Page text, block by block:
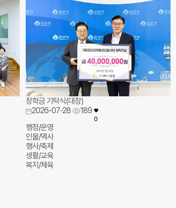
장학금 기탁식(대창)
2026-07-28
189
0
행정/운영
인물/역사
행사/축제
생활/교육
복지/체육